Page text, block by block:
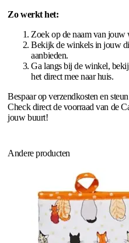
Zo werkt het:
Zoek op de naam van jouw
Bekijk de winkels in jouw
aanbieden.
Ga langs bij de winkel,
het direct mee naar huis.
Bespaar op verzendkosten en
Check direct de voorraad van de
jouw buurt!
Andere producten